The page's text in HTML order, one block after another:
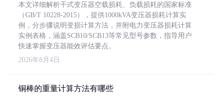
本文详细解析干式变压器空载损耗、负载损耗的国家标准
（GB/T 10228-2015），提供1000kVA变压器损耗计算实
例，分步骤说明变损计算方法，并附电力变压器损耗计算
实例表格，涵盖SCB10/SCB13等常见型号参数，指导用户
快速掌握变压器能效评估要点。
2026年8月4日
铜棒的重量计算方法有哪些